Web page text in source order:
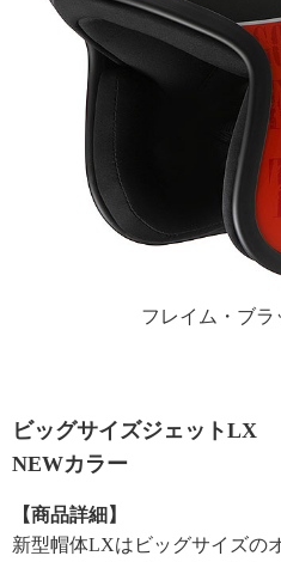
フレイム・ブラ
ビッグサイズジェットLX
NEWカラー
【商品詳細】
新型帽体LXはビッグサイズの